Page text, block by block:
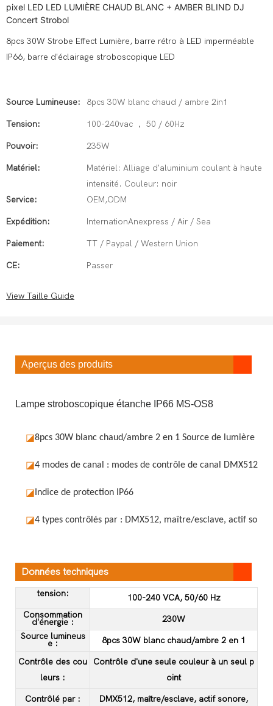
pixel LED LED LUMIÈRE CHAUD BLANC + AMBER BLIND DJ
Concert Strobol
8pcs 30W Strobe Effect Lumière, barre rétro à LED imperméable
IP66, barre d'éclairage stroboscopique LED
Source Lumineuse: 8pcs 30W blanc chaud / ambre 2in1
Tension: 100-240vac ， 50 / 60Hz
Pouvoir: 235W
Matériel:
Matériel: Alliage d'aluminium coulant à haute
intensité. Couleur: noir
Service:
OEM,ODM
Expédition: InternationAnexpress / Air / Sea
Paiement: TT / Paypal / Western Union
CE: Passer
View Taille Guide
Aperçus des produits
Lampe stroboscopique étanche IP66 MS-OS8
◪8pcs 30W blanc chaud/ambre 2 en 1 Source de lumière
◪4 modes de canal : modes de contrôle de canal DMX512
◪ Indice de protection IP66
◪4 types contrôlés par : DMX512, maître/esclave, actif
Données techniques
tension:
100-240 VCA, 50/60 Hz
Consommation
d'énergie :
230W
Source lumineus
e : 8pcs 30W blanc chaud/ambre 2 en 1
Contrôle des cou
leurs :
Contrôle d'une seule couleur à un seul p
oint
Contrôlé par :
DMX512, maître/esclave, actif sonore,